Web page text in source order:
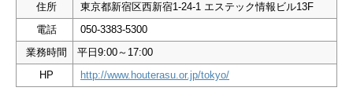
住所
東京都新宿区西新宿1-24-1 エステック情報ビル13F
電話
050-3383-5300
業務時間
平日9:00～17:00
HP
http://www.houterasu.or.jp/tokyo/